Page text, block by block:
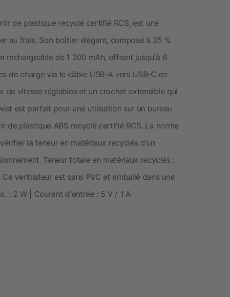
de plastique recyclé certifié RCS, est une
au frais. Son boîtier élégant, composé à 35 %
rechargeable de 1 200 mAh, offrant jusqu'à 6
de charge via le câble USB-A vers USB-C en
de vitesse réglables et un crochet extensible qui
est parfait pour une utilisation sur un bureau
de plastique ABS recyclé certifié RCS. La norme
la teneur en matériaux recyclés d'un
Teneur totale en matériaux recyclés :
ventilateur est sans PVC et emballé dans une
: 2 W | Courant d'entrée : 5 V / 1 A